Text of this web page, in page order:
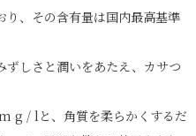
り、その含有量は国内最⾼基準
ずしさと潤いをあたえ、カサつ
g / lと、⾓質を柔らかくするだ